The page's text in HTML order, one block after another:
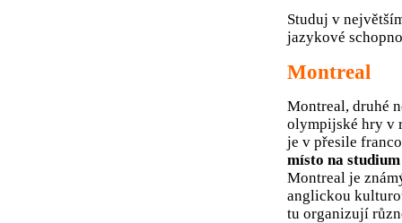
Studuj v
jazykové
Montreal
Montreal, druhé
olympijské hry v
je v přesile
místo na
Montreal je
anglickou
tu organizují